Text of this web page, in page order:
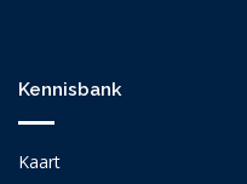
Kennisbank
Kaart